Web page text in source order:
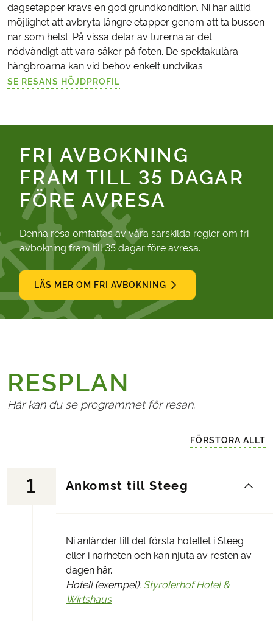
dagsetapper krävs en god grundkondition. Ni har alltid
möjlighet att avbryta längre etapper genom att ta bussen
när som helst. På vissa delar av turerna är det
nödvändigt att vara säker på foten. De spektakulära
hängbroarna kan vid behov enkelt undvikas.
SE RESANS HÖJDPROFIL
FRI AVBOKNING
FRAM TILL 35 DAGAR
FÖRE AVRESA
Denna resa omfattas av våra särskilda regler om fri
avbokning fram till 35 dagar före avresa.
LÄS MER OM FRI AVBOKNING
RESPLAN
Här kan du se programmet för resan.
FÖRSTORA ALLT
1 Ankomst till Steeg
Ni anländer till det första hotellet i Steeg
eller i närheten och kan njuta av resten av
dagen här.
Hotell (exempel): Styrolerhof Hotel &
Wirtshaus